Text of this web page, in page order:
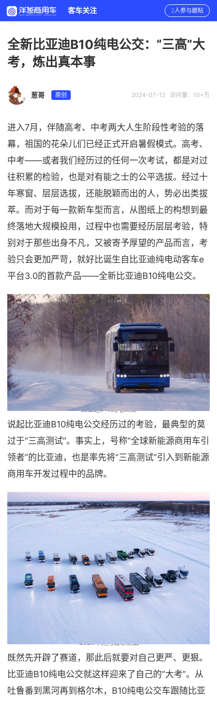
客车关注 2人参与跟帖
全新比亚迪B10纯电公交：“三高”大
考，炼出真本事
访问量：10+万
2024-07-12
葱哥 原创
进入7月，伴随高考、中考两大人生阶段性考验的落
幕，祖国的花朵儿们已经正式开启暑假模式。高考、
中考——或者我们经历过的任何一次考试，都是对过
往积累的检验，也是对有能之士的公平选拔。经过十
年寒窗、层层选拔，还能脱颖而出的人，势必出类拔
萃。而对于每一款新车型而言，从图纸上的构想到最
终落地大规模投用，过程中也需要经历层层考验，特
别对于那些出身不凡，又被寄予厚望的产品而言，考
验只会更加严苛，就好比诞生自比亚迪纯电动客车e
平台3.0的首款产品——全新比亚迪B10纯电公交。
比亚迪B10纯电公交
说起比亚迪B10纯电公交经历过的考验，最典型的莫
过于“三高测试”。事实上，号称“全球新能源商用车引
领者”的比亚迪，也是率先将“三高测试”引入到新能源
商用车开发过程中的品牌。
既然先开辟了赛道，那此后就要对自己更严、更狠。
比亚迪B10纯电公交就这样迎来了自己的“大考”。从
吐鲁番到黑河再到格尔木，B10纯电公交车跟随比亚